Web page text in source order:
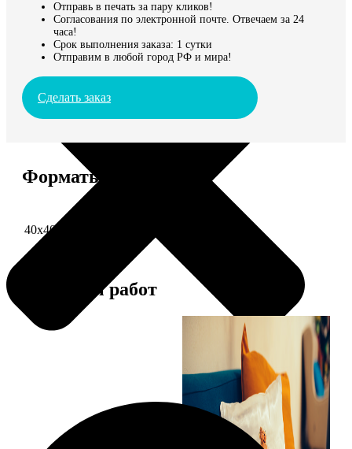
Отправь в печать за пару кликов!
Согласования по электронной почте. Отвечаем за 24
часа!
Срок выполнения заказа: 1 сутки
Отправим в любой город РФ и мира!
Сделать заказ
Форматы и цены
40х40 односторонняя печать
Примеры работ